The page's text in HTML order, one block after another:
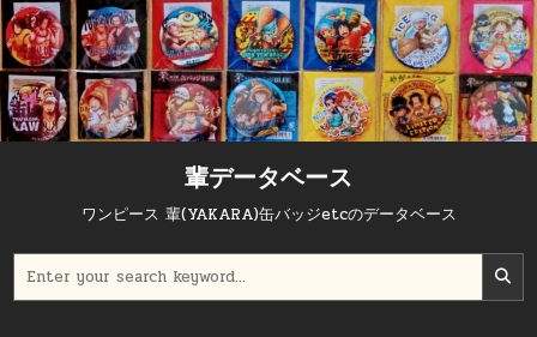
Skip to content
輩データベース
ワンピース 輩(YAKARA)缶バッジetcのデータベース